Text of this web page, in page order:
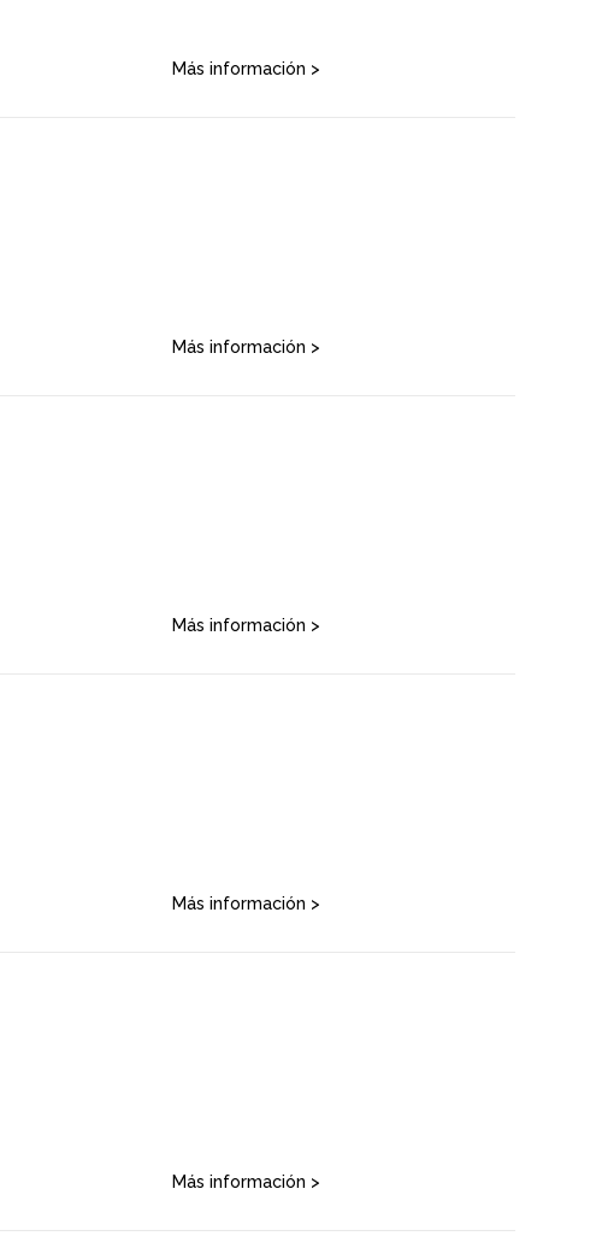
Más información >
Más información >
Más información >
Más información >
Más información >